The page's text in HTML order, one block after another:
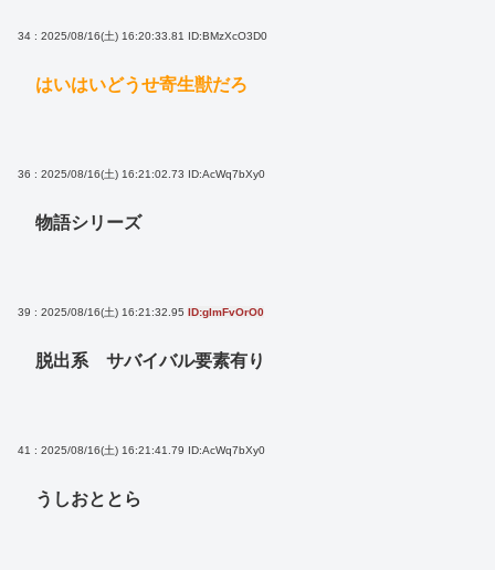
34 : 2025/08/16(土) 16:20:33.81 ID:BMzXcO3D0
はいはいどうせ寄生獣だろ
36 : 2025/08/16(土) 16:21:02.73 ID:AcWq7bXy0
物語シリーズ
39 : 2025/08/16(土) 16:21:32.95 ID:glmFvOrO0
脱出系 サバイバル要素有り
41 : 2025/08/16(土) 16:21:41.79 ID:AcWq7bXy0
うしおととら